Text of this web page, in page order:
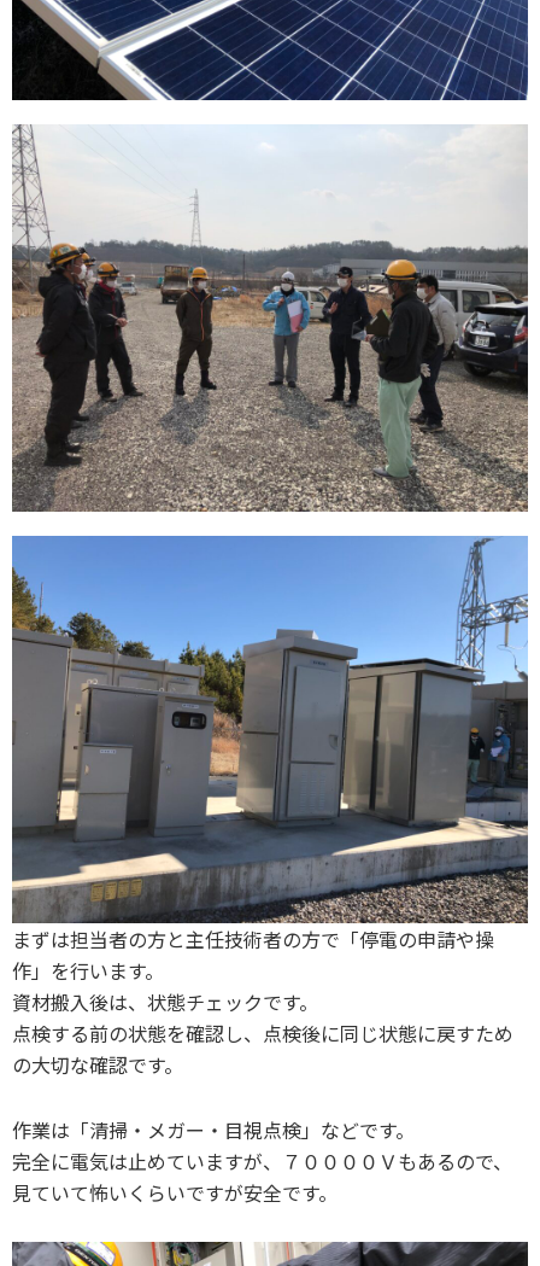
まずは担当者の方と主任技術者の方で「停電の申請や操
作」を行います。
資材搬入後は、状態チェックです。
点検する前の状態を確認し、点検後に同じ状態に戻すため
の大切な確認です。
作業は「清掃・メガー・目視点検」などです。
完全に電気は止めていますが、７００００Ｖもあるので、
見ていて怖いくらいですが安全です。